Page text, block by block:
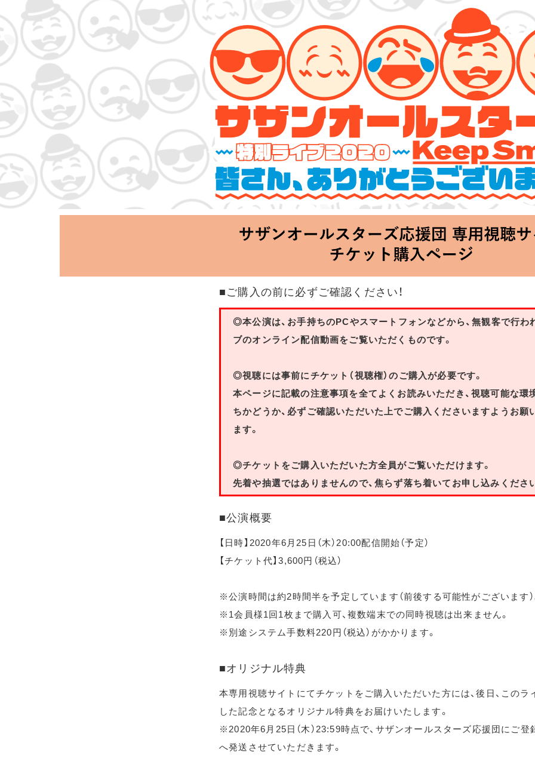
サザンオールスターズ 特別ライブ 2020
「Keep Smilin’～皆さん、ありがとうございます!!～」
2020.06.25 Thu 20:00 Start at 横浜アリーナ
■ご購入の前に必ずご確認ください！
◎本公演は、お手持ちのPCやスマートフォンなどから、無観客で行わ
ブのオンライン配信動画をご覧いただくものです。
◎視聴には事前にチケット（視聴権）のご購入が必要です。
本ページに記載の注意事項を全てよくお読みいただき、視聴可能な環
ちかどうか、必ずご確認いただいた上でご購入くださいますようお願
ます。
◎チケットをご購入いただいた方全員がご覧いただけます。
先着や抽選ではありませんので、焦らず落ち着いてお申し込みくださ
■公演概要
【日時】2020年6月25日（木）20:00配信開始（予定）
【チケット代】3,600円（税込）
※公演時間は約2時間半を予定しています（前後する可能性がございます）
※1会員様1回1枚まで購入可、複数端末での同時視聴は出来ません。
※別途システム手数料220円（税込）がかかります。
■オリジナル特典
本専用視聴サイトにてチケットをご購入いただいた方には、後日、このラ
した記念となるオリジナル特典をお届けいたします。
※2020年6月25日（木）23:59時点で、サザンオールスターズ応援団にご登
へ発送させていただきます。